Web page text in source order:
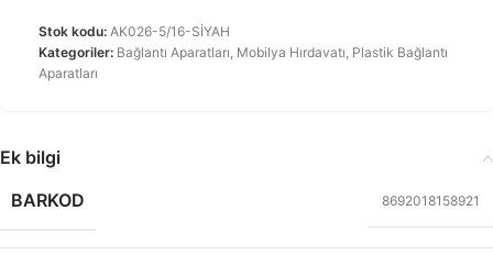
Stok kodu: AK026-5/16-SİYAH
Kategoriler: Bağlantı Aparatları, Mobilya Hırdavatı, Plastik Bağlantı
Aparatları
Ek bilgi
BARKOD
8692018158921